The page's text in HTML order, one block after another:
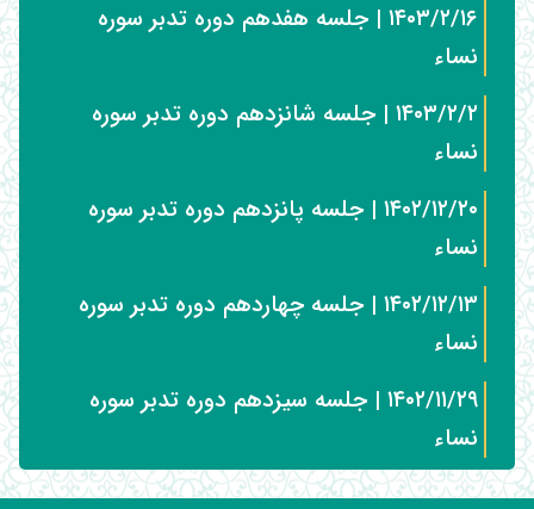
۱۴۰۳/۲/۱۶ | جلسه هفدهم دوره تدبر سوره
نساء
۱۴۰۳/۲/۲ | جلسه شانزدهم دوره تدبر سوره
نساء
۱۴۰۲/۱۲/۲۰ | جلسه پانزدهم دوره تدبر سوره
نساء
۱۴۰۲/۱۲/۱۳ | جلسه چهاردهم دوره تدبر سوره
نساء
۱۴۰۲/۱۱/۲۹ | جلسه سیزدهم دوره تدبر سوره
نساء